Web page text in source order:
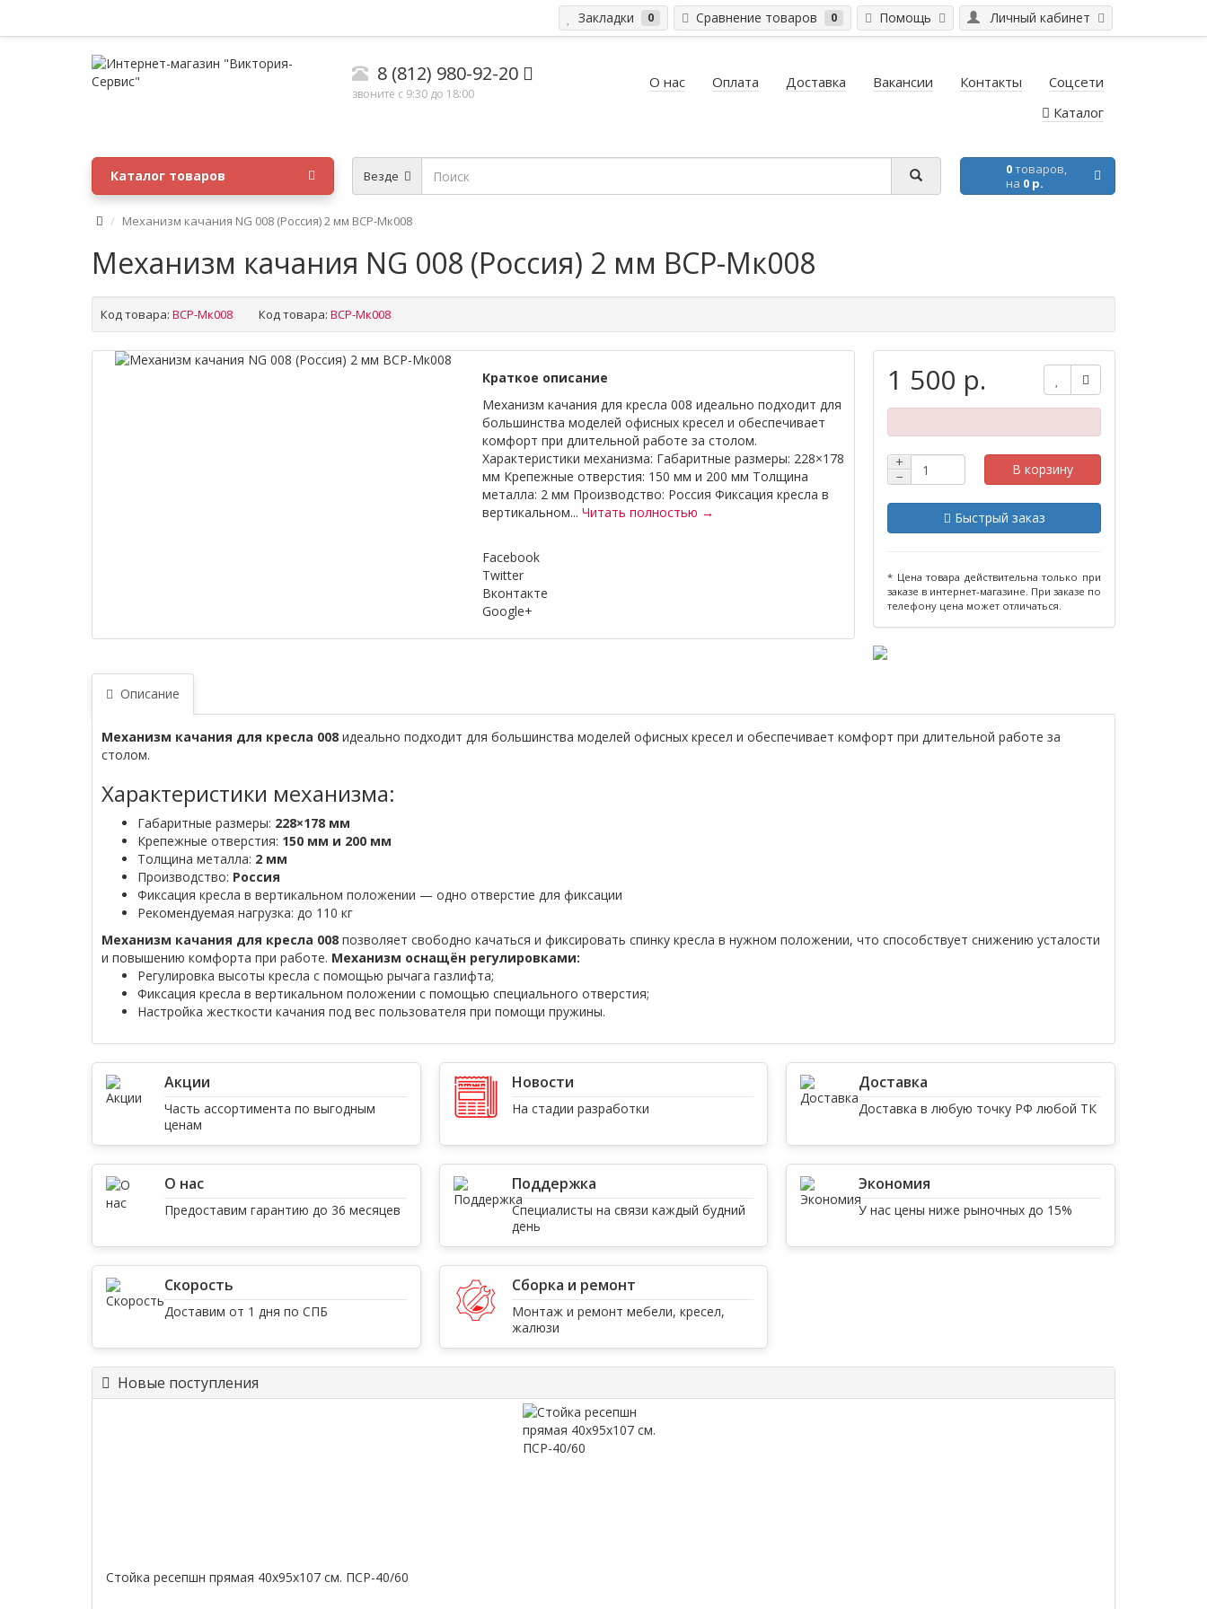
Личный кабинет
Помощь
Закладки 0 Сравнение товаров 0
8 (812) 980-92-20
звоните с 9:30 до 18:00
О нас Оплата Доставка Вакансии Контакты
Соцсети
Каталог
Везде 0товаров,
на 0 р.
Каталог товаров
Механизм качания NG 008 (Россия) 2 мм ВСР-Мк008
Механизм качания NG 008 (Россия) 2 мм ВСР-Мк008
Код товара: ВСР-Мк008 Код товара: ВСР-Мк008
Краткое описание
Механизм качания для кресла 008 идеально подходит для
большинства моделей офисных кресел и обеспечивает
комфорт при длительной работе за столом.
Характеристики механизма: Габаритные размеры: 228×178
мм Крепежные отверстия: 150 мм и 200 мм Толщина
металла: 2 мм Производство: Россия Фиксация кресла в
вертикальном... Читать полностью →
Facebook
Twitter
Вконтакте
Google+
1 500 р.
+
−
В корзину
Быстрый заказ
* Цена товара действительна только при
заказе в интернет-магазине. При заказе по
телефону цена может отличаться.
Описание
Механизм качания для кресла 008 идеально подходит для большинства моделей офисных кресел и обеспечивает комфорт при длительной работе за
столом.
Характеристики механизма:
Габаритные размеры: 228×178 мм
Крепежные отверстия: 150 мм и 200 мм
Толщина металла: 2 мм
Производство: Россия
Фиксация кресла в вертикальном положении — одно отверстие для фиксации
Рекомендуемая нагрузка: до 110 кг
Механизм качания для кресла 008 позволяет свободно качаться и фиксировать спинку кресла в нужном положении, что способствует снижению усталости
и повышению комфорта при работе. Механизм оснащён регулировками:
Регулировка высоты кресла с помощью рычага газлифта;
Фиксация кресла в вертикальном положении с помощью специального отверстия;
Настройка жесткости качания под вес пользователя при помощи пружины.
Акции
Часть ассортимента по выгодным
ценам
Новости
На стадии разработки
Доставка
Доставка в любую точку РФ любой ТК
О нас
Предоставим гарантию до 36 месяцев
Поддержка
Специалисты на связи каждый будний
день
Экономия
У нас цены ниже рыночных до 15%
Скорость
Доставим от 1 дня по СПБ
Сборка и ремонт
Монтаж и ремонт мебели, кресел,
жалюзи
Новые поступления
Стойка ресепшн прямая 40х95х107 см. ПСР-40/60